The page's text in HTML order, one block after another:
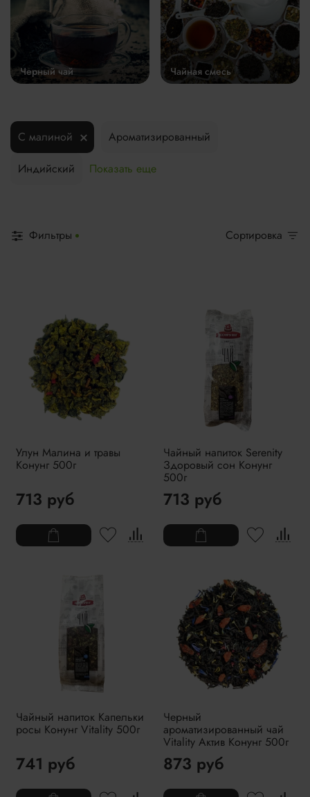
Черный чай Чайная смесь
С малиной
Ароматизированный
Индийский
Показать еще
Фильтры Сортировка
Улун Малина и травы
Конунг 500г
713 руб
Чайный напиток Serenity
Здоровый сон Конунг
500г
713 руб
Чайный напиток Капельки
росы Конунг Vitality 500г
741 руб
Черный
ароматизированный чай
Vitality Актив Конунг 500г
873 руб